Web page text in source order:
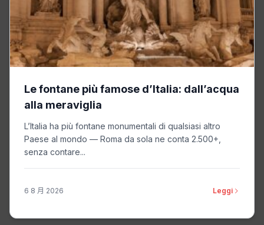
Le fontane più famose d’Italia: dall’acqua
alla meraviglia
L’Italia ha più fontane monumentali di qualsiasi altro
Paese al mondo — Roma da sola ne conta 2.500+,
senza contare...
6 8 月 2026 Leggi